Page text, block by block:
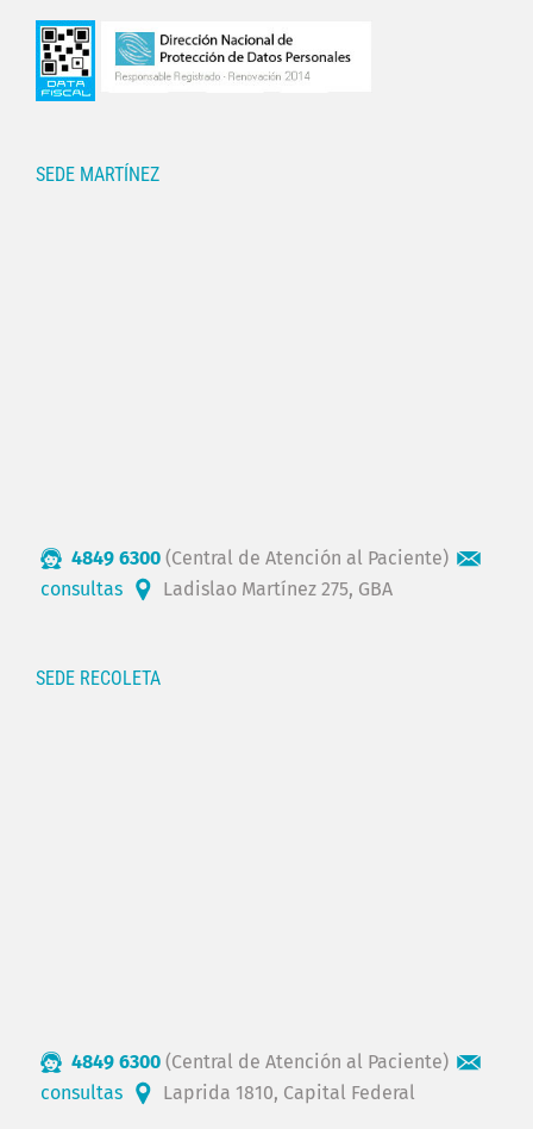
SEDE MARTÍNEZ
4849 6300 (Central de Atención al Paciente)
consultas
Ladislao Martínez 275, GBA
SEDE RECOLETA
4849 6300 (Central de Atención al Paciente)
consultas
Laprida 1810, Capital Federal